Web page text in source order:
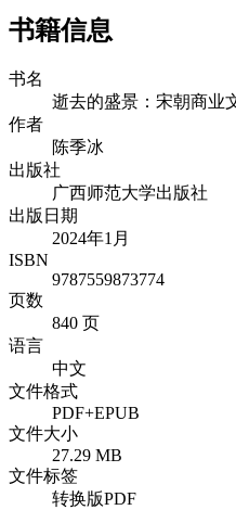
书籍信息
书名
逝去的盛景：宋朝商业
作者
陈季冰
出版社
广西师范大学出版社
出版日期
2024年1月
ISBN
9787559873774
页数
840 页
语言
中文
文件格式
PDF+EPUB
文件大小
27.29 MB
文件标签
转换版PDF